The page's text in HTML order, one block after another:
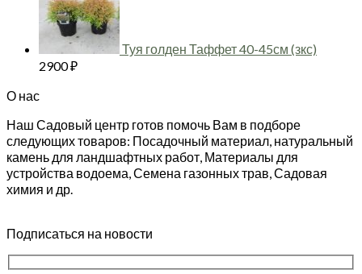
Туя голден Таффет 40-45см (зкс)
2900₽
О нас
Наш Садовый центр готов помочь Вам в подборе
следующих товаров: Посадочный материал, натуральный
камень для ландшафтных работ, Материалы для
устройства водоема, Семена газонных трав, Садовая
химия и др.
Подписаться на новости